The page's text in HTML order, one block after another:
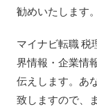
勧めいたします。
マイナビ転職 税
界情報・企業情
伝えします。あ
致しますので、